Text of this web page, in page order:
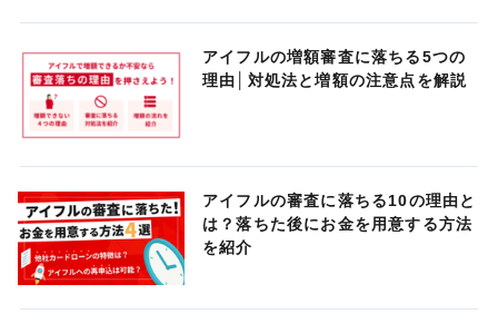
アイフルの増額審査に落ちる5つの
理由│対処法と増額の注意点を解説
アイフルの審査に落ちる10の理由と
は？落ちた後にお金を用意する方法
を紹介